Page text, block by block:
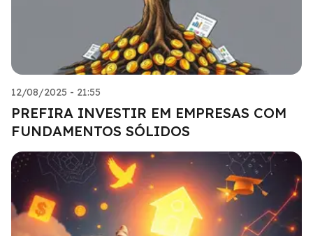
12/08/2025 - 21:55
PREFIRA INVESTIR EM EMPRESAS COM
FUNDAMENTOS SÓLIDOS